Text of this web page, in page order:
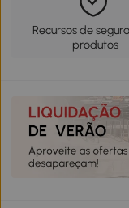
Recursos de
produtos